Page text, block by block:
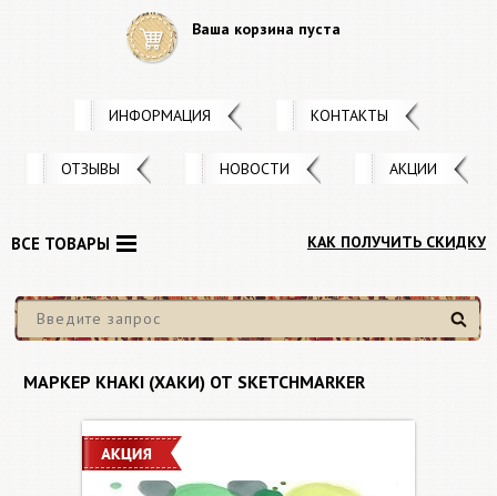
Ваша корзина пуста
ИНФОРМАЦИЯ КОНТАКТЫ
ОТЗЫВЫ НОВОСТИ АКЦИИ
КАК ПОЛУЧИТЬ СКИДКУ
Найти
ВСЕ ТОВАРЫ
МАРКЕР KHAKI (ХАКИ) ОТ SKETCHMARKER